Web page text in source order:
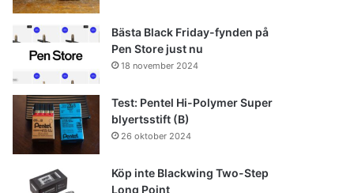
Bästa Black Friday-fynden på
Pen Store just nu
18 november 2024
Test: Pentel Hi-Polymer Super
blyertsstift (B)
26 oktober 2024
Köp inte Blackwing Two-Step
Long Point